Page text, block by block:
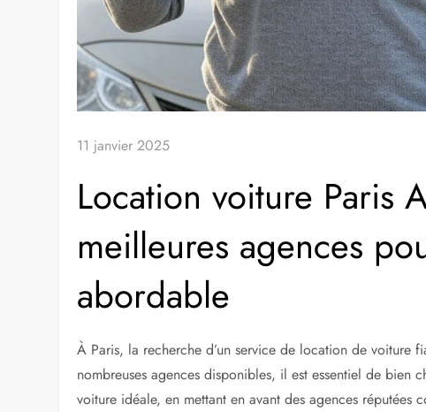
11 janvier 2025
Location voiture Paris
meilleures agences
abordable
À Paris, la recherche d’un service de location de voiture
nombreuses agences disponibles, il est essentiel de
voiture idéale, en mettant en avant des agences réputées